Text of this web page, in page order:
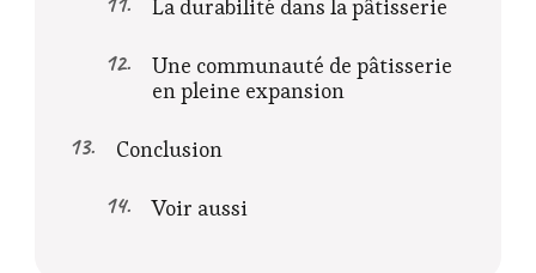
La durabilité dans la pâtisserie
Une communauté de pâtisserie
en pleine expansion
Conclusion
Voir aussi